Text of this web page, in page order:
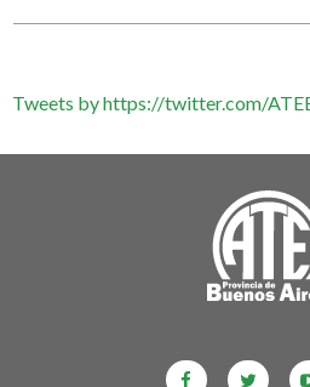
Tweets by https://twitter.com/